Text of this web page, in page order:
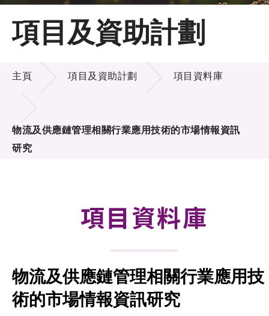
主頁
關於LSCM
技術商品化
合作計劃
徵求研發項目計劃書
項目夥伴
活動及消息
項目及資助計劃
項目及資助計劃
主頁 項目及資助計劃 項目資料庫
物流及供應鏈管理相關行業應用技術的市場情報資訊
研究
項目資料庫
物流及供應鏈管理相關行業應用技
術的市場情報資訊研究